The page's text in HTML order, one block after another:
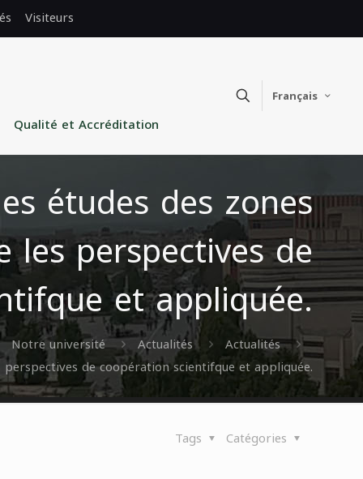
Visiteurs
Qualité et Accréditation
Français
études des zones
les perspectives de
et appliquée.
Notre université Actualités
Actualités
de coopération scientifque et appliquée.
Catégories
Tags